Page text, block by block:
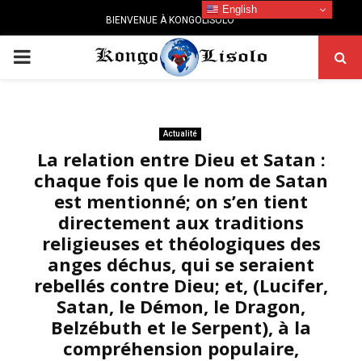
BIENVENUE À KONGOLISOLO
PRIMARY
Actualité
La relation entre Dieu et Satan :
chaque fois que le nom de Satan
est mentionné; on s’en tient
directement aux traditions
religieuses et théologiques des
anges déchus, qui se seraient
rebellés contre Dieu; et, (Lucifer,
Satan, le Démon, le Dragon,
Belzébuth et le Serpent), à la
compréhension populaire,
English